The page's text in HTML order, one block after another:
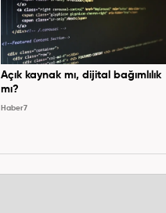
Açık kaynak mı, dijital bağımlılık
mı?
Haber7